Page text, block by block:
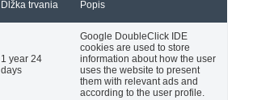
Dĺžka trvania Popis
1 year 24
days
Google DoubleClick IDE
cookies are used to store
information about how the user
uses the website to present
them with relevant ads and
according to the user profile.